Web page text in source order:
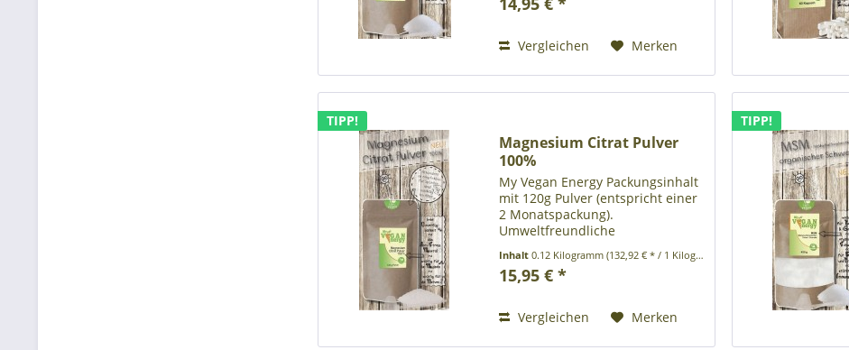
Nahrungsergänzungsmittel
Pro Portion % des...
Vergleichen Merken
TIPP!
Magnesium Citrat Pulver
100%
My Vegan Energy Packungsinhalt
mit 120g Pulver (entspricht einer
2 Monatspackung).
Umweltfreundliche
Kunststoff Produktbeschreibung:
Nahrungsergänzungsmittel
Nährstoff Pro Portion % des...
Inhalt0.12 Kilogramm(132,92 € * / 1 Kilogramm)
15,95 € *
Vergleichen Merken
TIPP!